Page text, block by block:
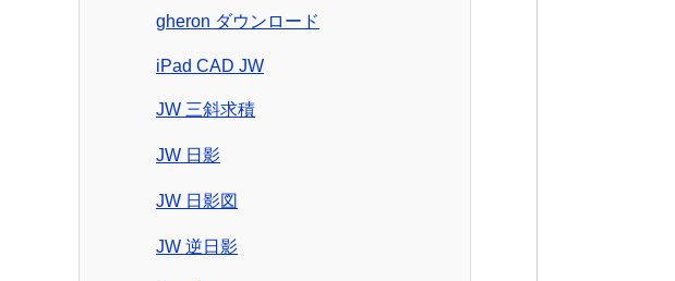
gheron ダウンロード
iPad CAD JW
JW 三斜求積
JW 日影
JW 日影図
JW 逆日影